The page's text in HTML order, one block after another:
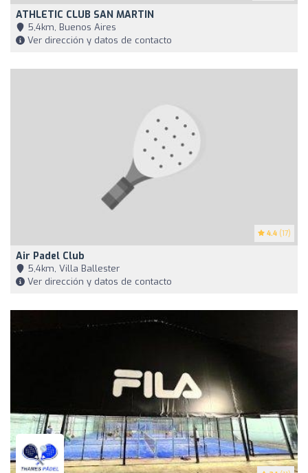
ATHLETIC CLUB SAN MARTIN
5,4km, Buenos Aires
Ver dirección y datos de contacto
4.4 (17)
Air Padel Club
5,4km, Villa Ballester
Ver dirección y datos de contacto